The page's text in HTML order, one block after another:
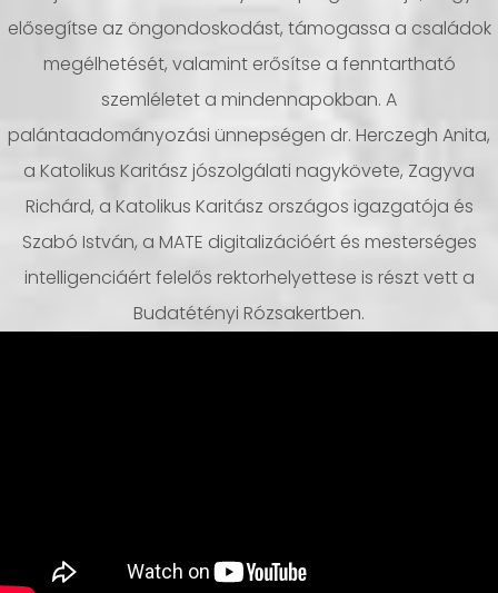
elősegítse az öngondoskodást, támogassa a családok
megélhetését, valamint erősítse a fenntartható
szemléletet a mindennapokban. A
palántaadományozási ünnepségen dr. Herczegh Anita,
a Katolikus Karitász jószolgálati nagykövete, Zagyva
Richárd, a Katolikus Karitász országos igazgatója és
Szabó István, a MATE digitalizációért és mesterséges
intelligenciáért felelős rektorhelyettese is részt vett a
Budatétényi Rózsakertben.